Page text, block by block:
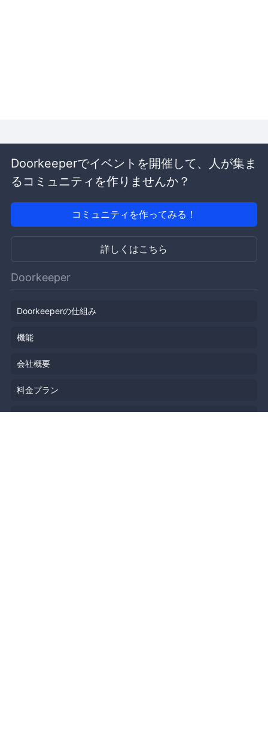
Doorkeeperでイベントを開催して、人が集ま
るコミュニティを作りませんか？
コミュニティを作ってみる！
詳しくはこちら
Doorkeeper
Doorkeeperの仕組み
機能
会社概要
料金プラン